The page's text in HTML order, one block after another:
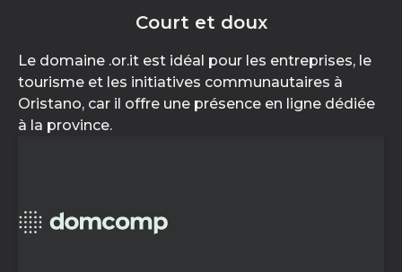
Court et doux
Le domaine .or.it est idéal pour les entreprises, le
tourisme et les initiatives communautaires à
Oristano, car il offre une présence en ligne dédiée
à la province.